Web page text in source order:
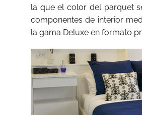
la que el color del parquet
componentes de interior
la gama Deluxe en formato